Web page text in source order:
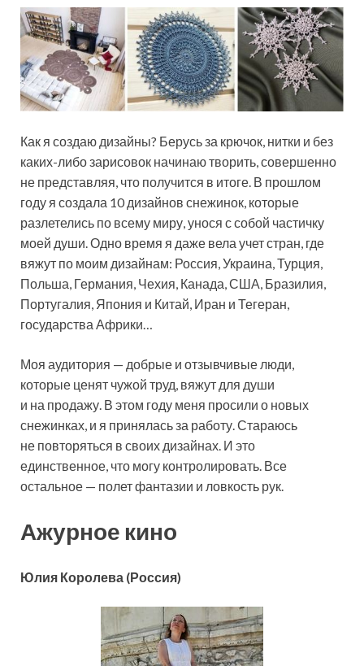
Как я создаю дизайны? Берусь за крючок, нитки и без
каких-либо зарисовок начинаю творить, совершенно
не представляя, что получится в итоге. В прошлом
году я создала 10 дизайнов снежинок, которые
разлетелись по всему миру, унося с собой частичку
моей души. Одно время я даже вела учет стран, где
вяжут по моим дизайнам: Россия, Украина, Турция,
Польша, Германия, Чехия, Канада, США, Бразилия,
Португалия, Япония и Китай, Иран и Тегеран,
государства Африки…
Моя аудитория — добрые и отзывчивые люди,
которые ценят чужой труд, вяжут для души
и на продажу. В этом году меня просили о новых
снежинках, и я принялась за работу. Стараюсь
не повторяться в своих дизайнах. И это
единственное, что могу контролировать. Все
остальное — полет фантазии и ловкость рук.
Ажурное кино
Юлия Королева (Россия)